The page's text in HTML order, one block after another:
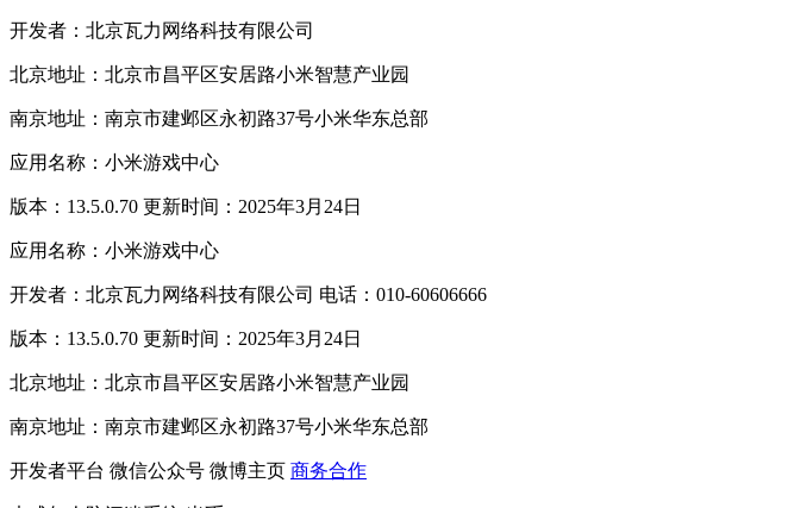
开发者：北京瓦力网络科技有限公司
北京地址：北京市昌平区安居路小米智慧产业园
南京地址：南京市建邺区永初路37号小米华东总部
应用名称：小米游戏中心
版本：13.5.0.70 更新时间：2025年3月24日
应用名称：小米游戏中心
开发者：北京瓦力网络科技有限公司 电话：010-60606666
版本：13.5.0.70 更新时间：2025年3月24日
北京地址：北京市昌平区安居路小米智慧产业园
南京地址：南京市建邺区永初路37号小米华东总部
开发者平台 微信公众号 微博主页 商务合作